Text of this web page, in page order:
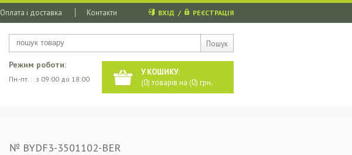
Пошук
Оплата і доставка Контакти ВХІД / РЕЄСТРАЦІЯ
У КОШИКУ:
(0) товарів на (0) грн.
Режим роботи:
Пн.-пт. : з 09:00 до 18:00
№ BYDF3-3501102-BER